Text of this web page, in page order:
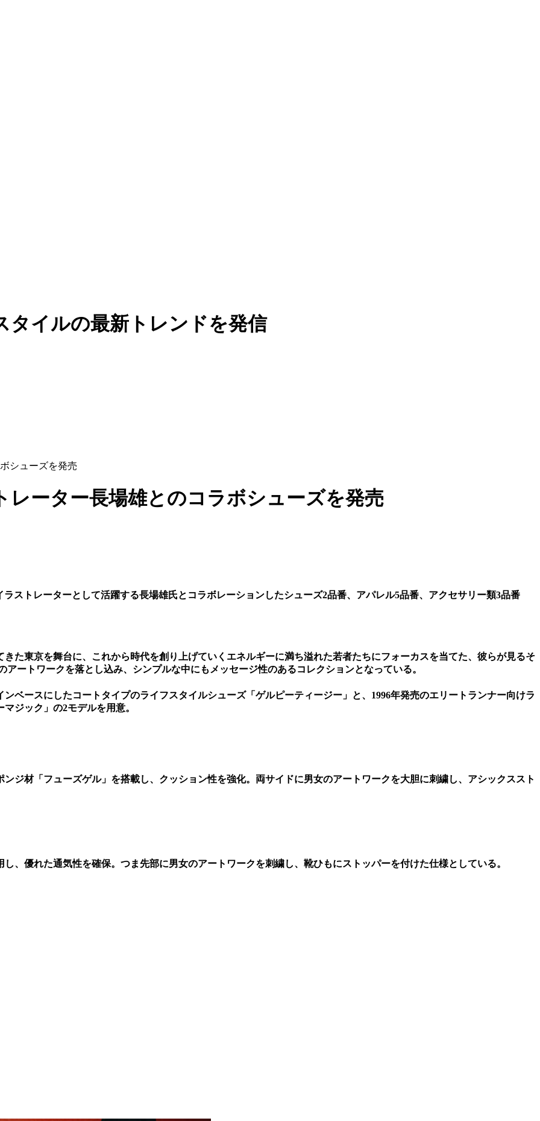
タイルの最新トレンドを発信
シューズを発売
ーター長場雄とのコラボシューズを発売
ストレーターとして活躍する長場雄氏とコラボレーションしたシューズ2品番、アパレル5品番、アクセサリー類3品番
た東京を舞台に、これから時代を創り上げていくエネルギーに満ち溢れた若者たちにフォーカスを当てた、彼らが見るそ
ートワークを落とし込み、シンプルな中にもメッセージ性のあるコレクションとなっている。
ベースにしたコートタイプのライフスタイルシューズ「ゲルピーティージー」と、1996年発売のエリートランナー向けラ
ジック」の2モデルを用意。
ジ材「フューズゲル」を搭載し、クッション性を強化。両サイドに男女のアートワークを大胆に刺繍し、アシックススト
、優れた通気性を確保。つま先部に男女のアートワークを刺繍し、靴ひもにストッパーを付けた仕様としている。